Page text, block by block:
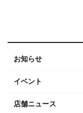
お知らせ
イベント
店舗ニュース